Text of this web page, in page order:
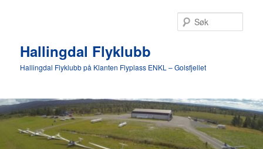
Hallingdal Flyklubb
Hallingdal Flyklubb på Klanten Flyplass ENKL – Golsfjellet